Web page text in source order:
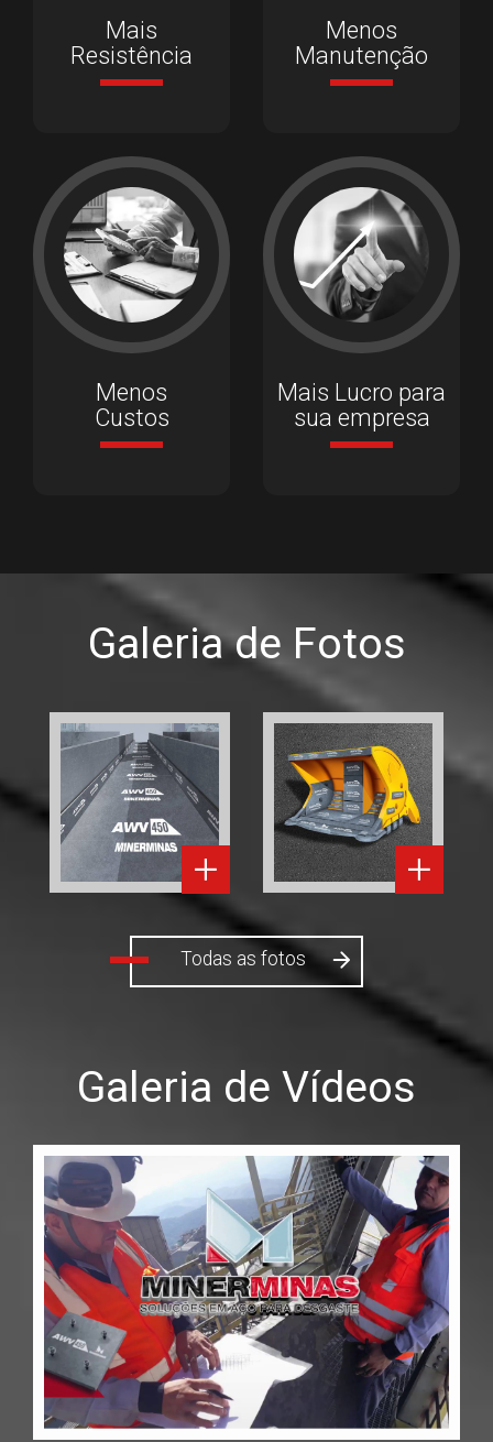
Menos
Mais Lucro para
Galeria de Fotos
Todas as fotos
Galeria de Vídeos
Abrir o vídeo